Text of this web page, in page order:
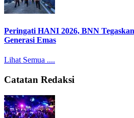
Peringati HANI 2026, BNN
Generasi Emas
Lihat Semua ....
Catatan Redaksi